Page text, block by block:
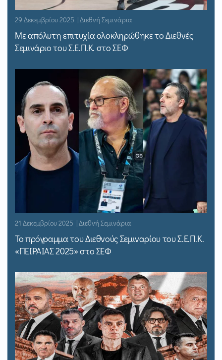
29 Δεκεμβρίου 2025 | Διεθνή Σεμινάρια
Με απόλυτη επιτυχία ολοκληρώθηκε το Διεθνές
Σεμινάριο του Σ.Ε.Π.Κ. στο ΣΕΦ
21 Δεκεμβρίου 2025 | Διεθνή Σεμινάρια
Το πρόγραμμα του Διεθνούς Σεμιναρίου του Σ.Ε.Π.Κ.
«ΠΕΙΡΑΙΑΣ 2025» στο ΣΕΦ